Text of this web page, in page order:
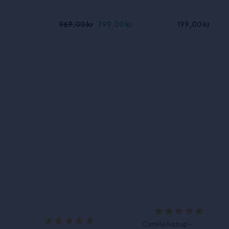
969,00 kr 799,00 kr 199,00 kr
Camilla Aistrup -